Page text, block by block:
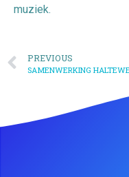
muziek.
PREVIOUS